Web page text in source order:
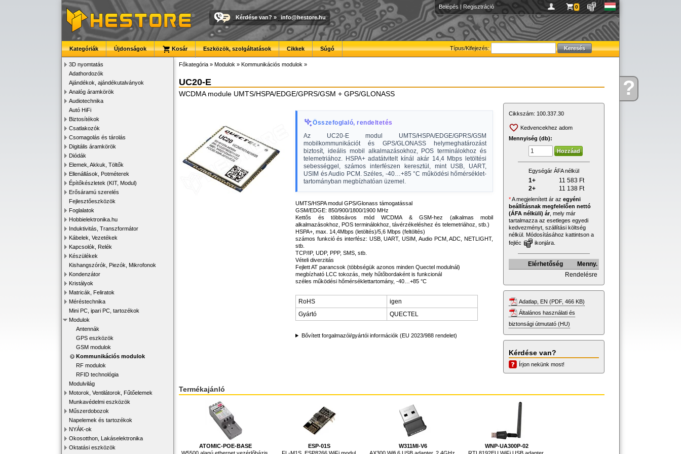
Kérdése?
Belépés | Regisztráció 0
Kérdése van? » info@hestore.hu
Típus/Kifejezés:
Kategóriák Újdonságok Kosár Eszközök, szolgáltatások Cikkek Súgó
3D nyomtatás
Adathordozók
Ajándékok, ajándékutalványok
Analóg áramkörök
Audiotechnika
Autó HiFi
Biztosítékok
Csatlakozók
Csomagolás és tárolás
Digitális áramkörök
Diódák
Elemek, Akkuk, Töltők
Ellenállások, Potméterek
Építőkészletek (KIT, Modul)
Erősáramú szerelés
Fejlesztőeszközök
Foglalatok
Hobbielektronika.hu
Induktivitás, Transzformátor
Kábelek, Vezetékek
Kapcsolók, Relék
Készülékek
Kishangszórók, Piezók, Mikrofonok
Kondenzátor
Kristályok
Matricák, Feliratok
Méréstechnika
Mini PC, ipari PC, tartozékok
Modulok
Antennák
GPS eszközök
GSM modulok
Kommunikációs modulok
RF modulok
RFID technológia
Modulvilág
Motorok, Ventilátorok, Fűtőelemek
Munkavédelmi eszközök
Műszerdobozok
Napelemek és tartozékok
NYÁK-ok
Okosotthon, Lakáselektronika
Oktatási eszközök
Főkategória » Modulok » Kommunikációs modulok »
UC20-E
WCDMA module UMTS/HSPA/EDGE/GPRS/GSM + GPS/GLONASS
Összefoglaló, rendeltetés
Az UC20-E modul UMTS/HSPA/EDGE/GPRS/GSM
mobilkommunikációt és GPS/GLONASS helymeghatározást
biztosít, ideális mobil alkalmazásokhoz, POS terminálokhoz és
telemetriához. HSPA+ adatátvitelt kínál akár 14,4 Mbps letöltési
sebességgel, számos interfészen keresztül, mint USB, UART,
USIM és Audio PCM. Széles, -40…+85 °C működési hőmérséklet-
tartományban megbízhatóan üzemel.
UMTS/HSPA modul GPS/Glonass támogatással
GSM/EDGE: 850/900/1800/1900 MHz
Kettős és többsávos mód WCDMA & GSM-hez (alkalmas mobil
alkalmazásokhoz, POS terminálokhoz, távérzékeléshez és telemetriához, stb.)
HSPA+, max. 14,4Mbps (letöltés)/5,6 Mbps (feltöltés)
számos funkció és interfész: USB, UART, USIM, Audio PCM, ADC, NETLIGHT,
stb.
TCP/IP, UDP, PPP, SMS, stb.
Vételi diverzitás
Fejlett AT parancsok (többségük azonos minden Quectel modulnál)
megbízható LCC tokozás, mely hűtőbordaként is funkcionál
széles működési hőmérséklettartomány, -40…+85 °C
RoHS
igen
Gyártó
QUECTEL
Bővített forgalmazói/gyártói információk (EU 2023/988 rendelet)
Cikkszám: 100.337.30
Kedvencekhez adom
Mennyiség (db):
Egységár ÁFA nélkül
1+ 11 583 Ft
2+
11 138 Ft
*A megjelenített ár az egyéni
beállításnak megfelelően nettó
(ÁFA nélküli) ár, mely már
tartalmazza az esetleges egyedi
kedvezményt, szállítási költség
nélkül. Módosításához kattintson a
fejléc
ikonjára.
Elérhetőség
Menny.
Rendelésre
Adatlap, EN (PDF, 466 KB)
Általános használati és
biztonsági útmutató (HU)
Kérdése van?
Írjon nekünk most!
Termékajánló
ATOMIC-POE-BASE
W5500 alapú ethernet vezérlőbázis,
ESP-01S
FL-M1S, ESP8266 WiFi modul,
W311MI-V6
AX300 Wifi 6 USB adapter, 2.4GHz,
WNP-UA300P-02
RTL8192EU WiFi USB adapter,